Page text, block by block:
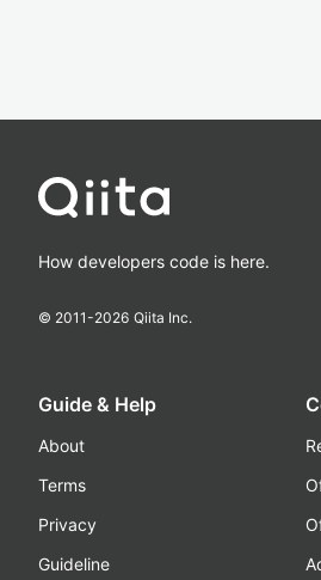
How developers code is here.
© 2011-2026 Qiita Inc.
Guide & Help
About
Terms
Privacy
Guideline